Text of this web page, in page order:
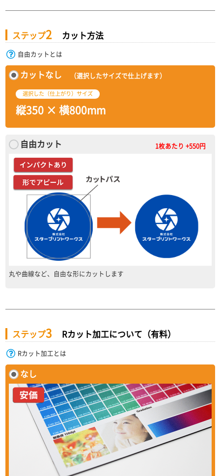
ステップ2 カット方法
自由カットとは
カットなし （選択したサイズで仕上げます）
選択した（仕上がり）サイズ
縦350 × 横800mm
自由カット 1枚あたり +550円
丸や曲線など、自由な形にカットします
ステップ3 Rカット加工について（有料）
Rカット加工とは
なし